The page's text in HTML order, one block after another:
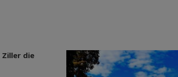
Ziller die